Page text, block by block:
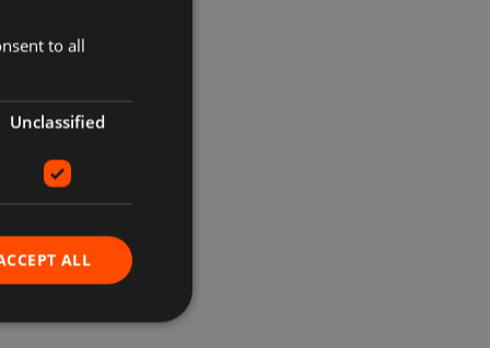
to all
Unclassified
ALL